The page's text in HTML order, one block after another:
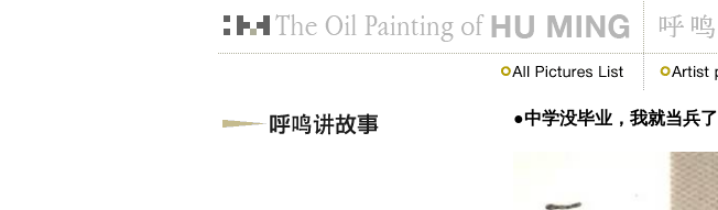
●中学没毕业，我就当兵了